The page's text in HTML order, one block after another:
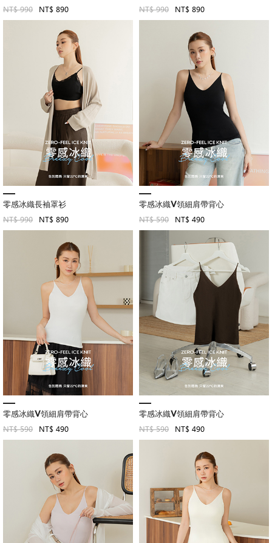
NT$ 990 NT$ 890 NT$ 990 NT$ 890
零感冰織長袖罩衫
NT$ 990 NT$ 890
零感冰織V領細肩帶背心
NT$ 590 NT$ 490
零感冰織V領細肩帶背心
NT$ 590 NT$ 490
零感冰織V領細肩帶背心
NT$ 590 NT$ 490